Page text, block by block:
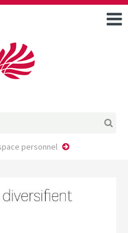
DOSSIERS DE DEMANDE
FAIRE UNE DEMANDE D’AIDE
personnel